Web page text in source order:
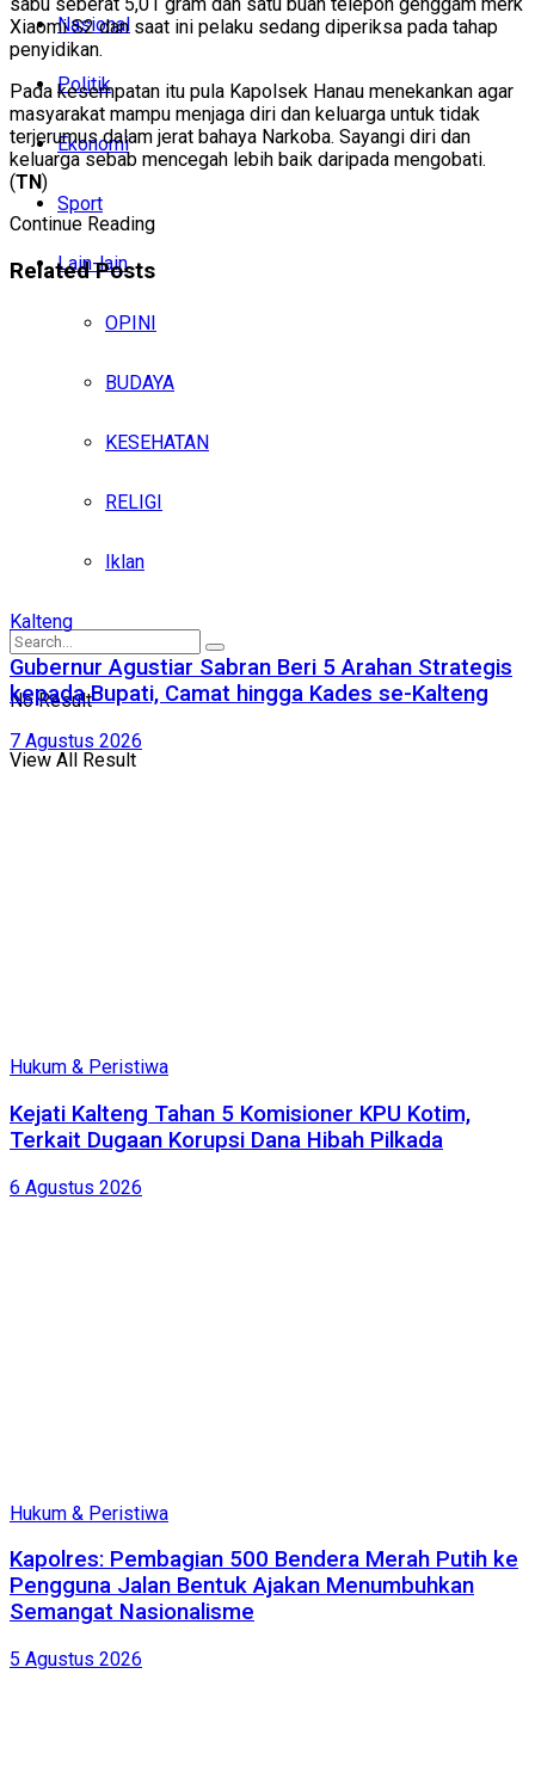
Nasional
Politik
Ekonomi
Sport
Lain-lain
OPINI
BUDAYA
KESEHATAN
RELIGI
Iklan
No Result
View All Result
Xiaomi S2 dan saat ini pelaku sedang diperiksa pada tahap
penyidikan.
Pada kesempatan itu pula Kapolsek Hanau menekankan agar
masyarakat mampu menjaga diri dan keluarga untuk tidak
terjerumus dalam jerat bahaya Narkoba. Sayangi diri dan
keluarga sebab mencegah lebih baik daripada mengobati.
(TN)
Continue Reading
RelatedPosts
Kalteng
Gubernur Agustiar Sabran Beri 5 Arahan Strategis
kepada Bupati, Camat hingga Kades se-Kalteng
7 Agustus 2026
Hukum & Peristiwa
Kejati Kalteng Tahan 5 Komisioner KPU Kotim,
Terkait Dugaan Korupsi Dana Hibah Pilkada
6 Agustus 2026
Hukum & Peristiwa
Kapolres: Pembagian 500 Bendera Merah Putih ke
Pengguna Jalan Bentuk Ajakan Menumbuhkan
Semangat Nasionalisme
5 Agustus 2026